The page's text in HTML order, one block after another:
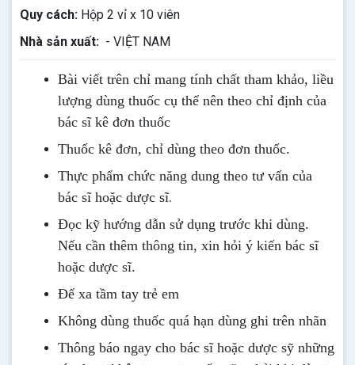
Quy cách: Hộp 2 vỉ x 10 viên
Nhà sản xuất: - VIỆT NAM
Bài viết trên chỉ mang tính chất tham khảo, liều
lượng dùng thuốc cụ thể nên theo chỉ định của
bác sĩ kê đơn thuốc
Thuốc kê đơn, chỉ dùng theo đơn thuốc.
Thực phẩm chức năng dung theo tư vấn của
bác sĩ hoặc dược sĩ.
Đọc kỹ hướng dẫn sử dụng trước khi dùng.
Nếu cần thêm thông tin, xin hỏi ý kiến bác sĩ
hoặc dược sĩ.
Để xa tầm tay trẻ em
Không dùng thuốc quá hạn dùng ghi trên nhãn
Thông báo ngay cho bác sĩ hoặc dược sỹ những